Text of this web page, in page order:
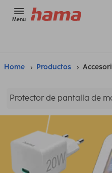
Menu
Home Productos
Protector de pantalla de